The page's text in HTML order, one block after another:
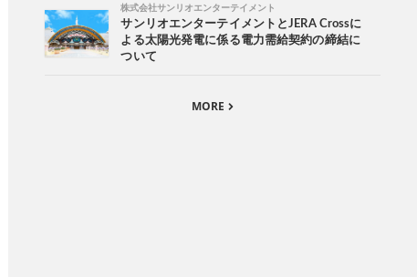
株式会社サンリオエンターテイメント
サンリオエンターテイメントとJERA Crossに
よる太陽光発電に係る電力需給契約の締結に
ついて
MORE